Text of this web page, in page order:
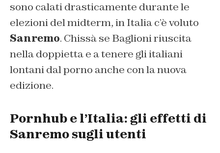
sono calati drasticamente durante le
elezioni del midterm, in Italia c’è voluto
Sanremo. Chissà se Baglioni riuscita
nella doppietta e a tenere gli italiani
lontani dal porno anche con la nuova
edizione.
Pornhub e l’Italia: gli effetti di
Sanremo sugli utenti